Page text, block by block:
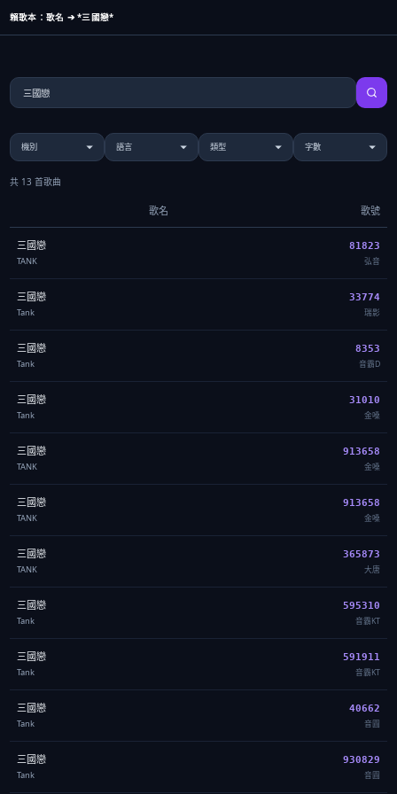
賴歌本：歌名 ➔ *三國戀*
共 13 首歌曲
歌名 歌號
三國戀
TANK
81823
弘音
三國戀
Tank
33774
瑞影
三國戀
Tank
8353
音霸D
三國戀
Tank
31010
金嗓
三國戀
TANK
913658
金嗓
三國戀
TANK
913658
金嗓
三國戀
TANK
365873
大唐
三國戀
Tank
595310
音霸KT
三國戀
Tank
591911
音霸KT
三國戀
Tank
40662
音圓
三國戀
Tank
930829
音圓